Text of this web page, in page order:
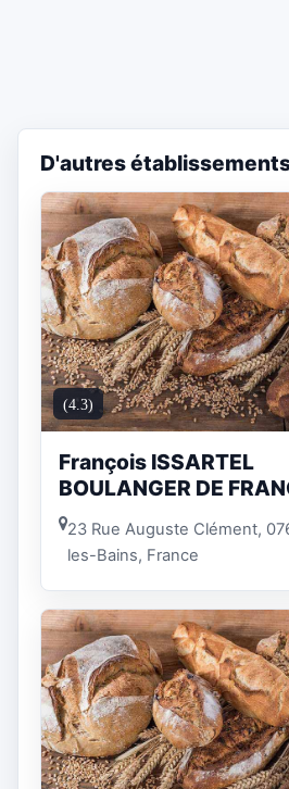
D'autres
(4.3)
François ISSARTEL
BOULANGER DE
23 Rue Auguste Clément,
les-Bains, France